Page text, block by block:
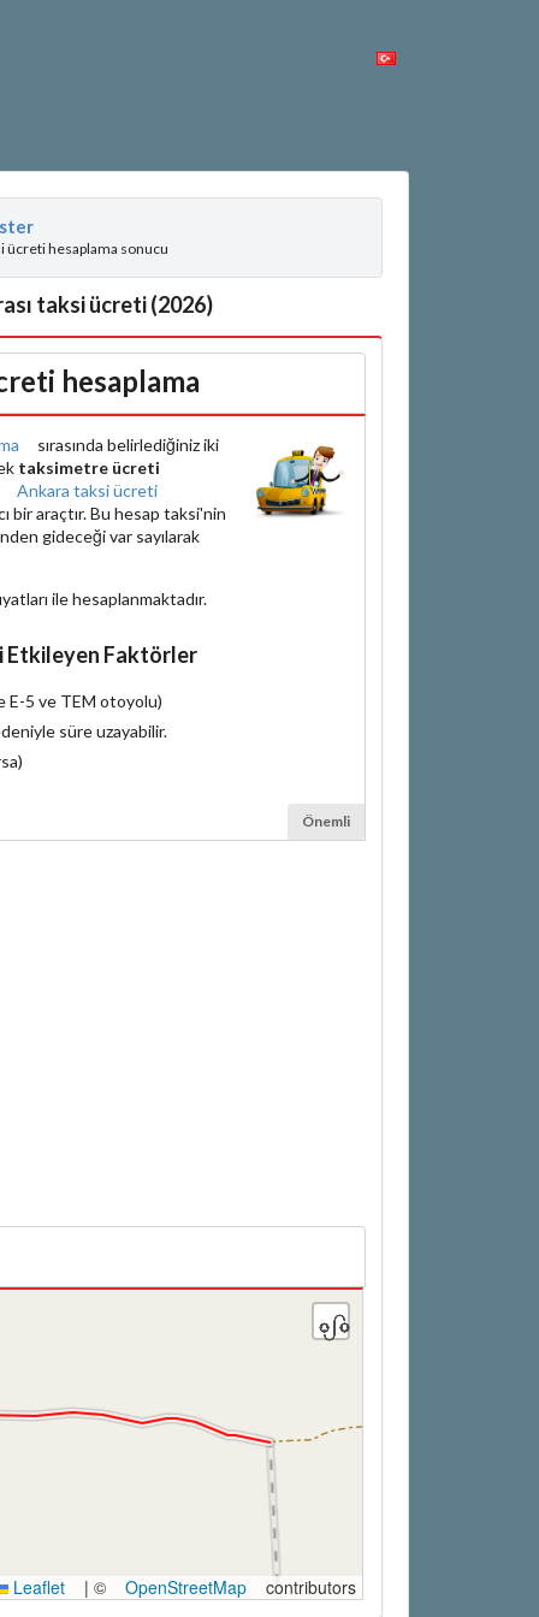
ücreti hesaplama sonucu
taksi ücreti (2026)
hesaplama
sırasında belirlediğiniz iki
taksimetre ücreti
Ankara taksi ücreti
bir araçtır. Bu hesap taksi'nin
gideceği var sayılarak
ile hesaplanmaktadır.
Etkileyen Faktörler
E-5 ve TEM otoyolu)
süre uzayabilir.
Önemli
Leaflet | © OpenStreetMap contributors